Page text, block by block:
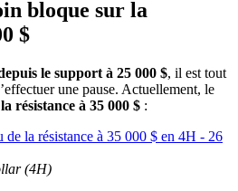
bloque sur la
$
le support à 25 000 $, il est tout
une pause. Actuellement, le
résistance à 35 000 $ :
(4H)